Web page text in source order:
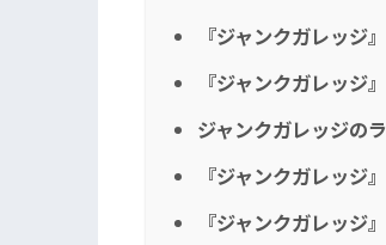
『ジャンクガレッジ
『ジャンクガレッジ
ジャンクガレッジの
『ジャンクガレッジ
『ジャンクガレッジ